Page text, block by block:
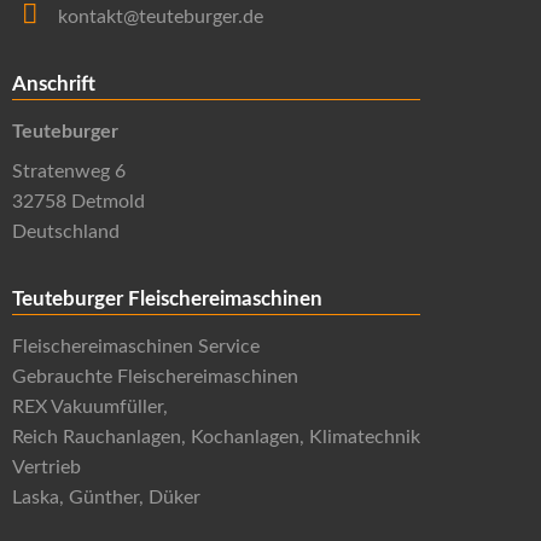
kontakt@teuteburger.de
Anschrift
Teuteburger
Stratenweg 6
32758 Detmold
Deutschland
Teuteburger Fleischereimaschinen
Fleischereimaschinen Service
Gebrauchte Fleischereimaschinen
REX Vakuumfüller,
Reich Rauchanlagen, Kochanlagen, Klimatechnik
Vertrieb
Laska, Günther, Düker